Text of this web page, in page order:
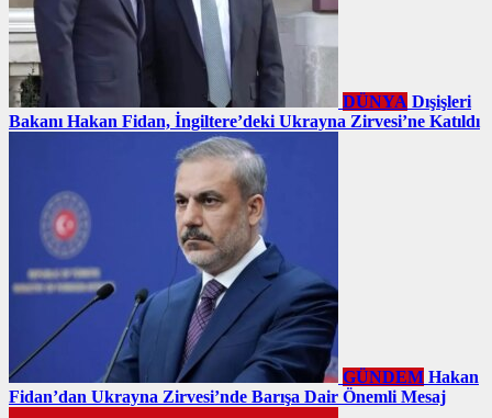
DÜNYA Dışişleri
Bakanı Hakan Fidan, İngiltere’deki Ukrayna Zirvesi’ne Katıldı
GÜNDEM Hakan
Fidan’dan Ukrayna Zirvesi’nde Barışa Dair Önemli Mesaj